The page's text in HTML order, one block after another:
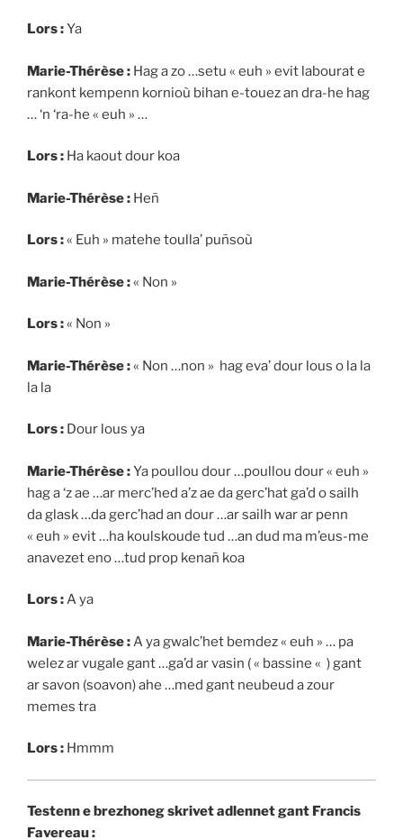
Lors :Ya
Marie-Thérèse : Hag a zo …setu « euh » evit labourat e
rankont kempenn kornioù bihan e-touez an dra-he hag
… ‘n ‘ra-he « euh » …
Lors : Ha kaout dour koa
Marie-Thérèse : Heñ
Lors :« Euh » matehe toulla’ puñsoù
Marie-Thérèse :« Non »
Lors :« Non »
Marie-Thérèse :« Non …non » hag eva’ dour lous o la la
la la
Lors : Dour lous ya
Marie-Thérèse :Ya poullou dour …poullou dour « euh »
hag a ‘z ae …ar merc’hed a’z ae da gerc’hat ga’d o sailh
da glask …da gerc’had an dour …ar sailh war ar penn
« euh » evit …ha koulskoude tud …an dud ma m’eus-me
anavezet eno …tud prop kenañ koa
Lors :A ya
Marie-Thérèse : A ya gwalc’het bemdez « euh » … pa
welez ar vugale gant …ga’d ar vasin ( « bassine « ) gant
ar savon (soavon) ahe …med gant neubeud a zour
memes tra
Lors : Hmmm
Testenn e brezhoneg skrivet adlennet gant Francis
Favereau :